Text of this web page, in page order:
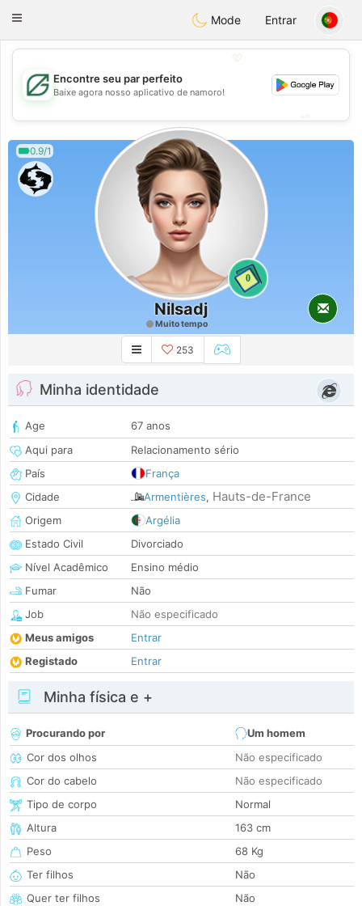
Dating
Toggle
Mode Entrar
💖
💕
Encontre seu par perfeito
Baixe agora nosso aplicativo de namoro!
0.9/1
0
Nilsadj
Muito tempo
253
Minha identidade
Age
67 anos
Aqui para
Relacionamento sério
País
França
Cidade
Armentières, Hauts-de-France
Origem
Argélia
Estado Civil
Divorciado
Nível Acadêmico
Ensino médio
Fumar
Não
Job
Não especificado
Meus amigos
Entrar
Registado
Entrar
Minha física e +
Procurando por
Um homem
Cor dos olhos
Não especificado
Cor do cabelo
Não especificado
Tipo de corpo
Normal
Altura
163 cm
Peso
68 Kg
Ter filhos
Não
Quer ter filhos
Não